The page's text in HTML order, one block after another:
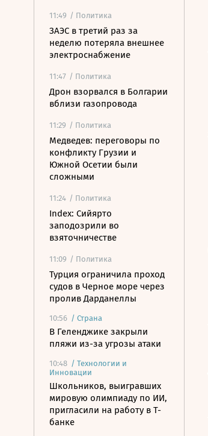
11:49 / Политика
ЗАЭС в третий раз за
неделю потеряла внешнее
электроснабжение
11:47 / Политика
Дрон взорвался в Болгарии
вблизи газопровода
11:29 / Политика
Медведев: переговоры по
конфликту Грузии и
Южной Осетии были
сложными
11:24 / Политика
Index: Сийярто
заподозрили во
взяточничестве
11:09 / Политика
Турция ограничила проход
судов в Черное море через
пролив Дарданеллы
10:56 / Страна
В Геленджике закрыли
пляжи из-за угрозы атаки
10:48 / Технологии и
Инновации
Школьников, выигравших
мировую олимпиаду по ИИ,
пригласили на работу в Т-
банке